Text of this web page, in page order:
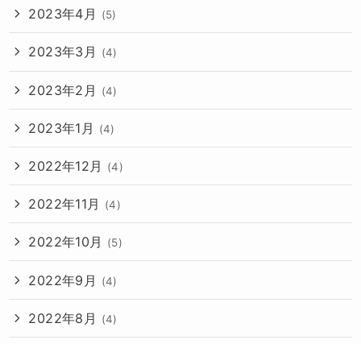
2023年4月 (5)
2023年3月 (4)
2023年2月 (4)
2023年1月 (4)
2022年12月 (4)
2022年11月 (4)
2022年10月 (5)
2022年9月 (4)
2022年8月 (4)